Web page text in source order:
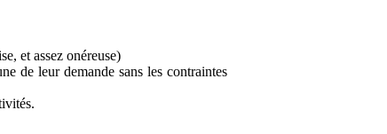
et assez onéreuse)
de leur demande sans les contraintes